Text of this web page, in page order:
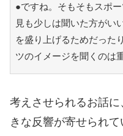
●ですね。そもそもスポ
見も少しは聞いた方がい
を盛り上げるためだった
ツのイメージを聞くのは
考えさせられるお話
きな反響が寄せられて